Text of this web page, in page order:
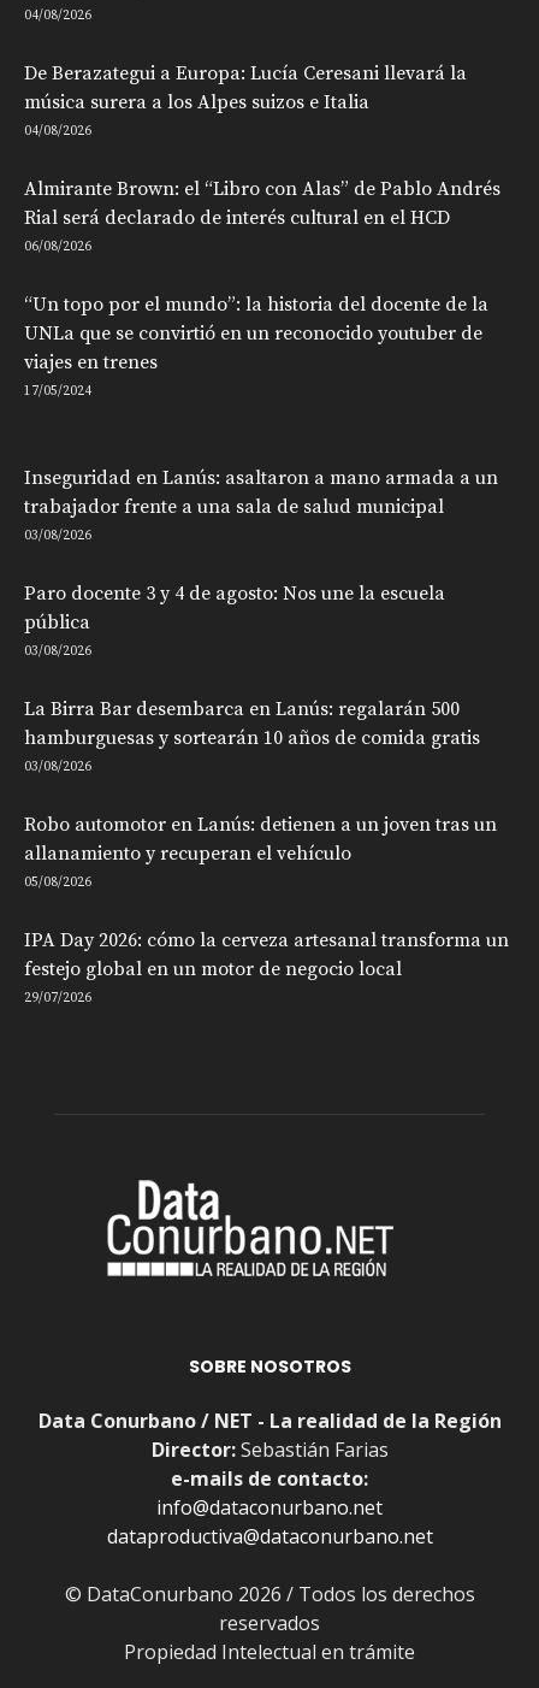
04/08/2026
De Berazategui a Europa: Lucía Ceresani llevará la
música surera a los Alpes suizos e Italia
04/08/2026
Almirante Brown: el “Libro con Alas” de Pablo Andrés
Rial será declarado de interés cultural en el HCD
06/08/2026
“Un topo por el mundo”: la historia del docente de la
UNLa que se convirtió en un reconocido youtuber de
viajes en trenes
17/05/2024
Inseguridad en Lanús: asaltaron a mano armada a un
trabajador frente a una sala de salud municipal
03/08/2026
Paro docente 3 y 4 de agosto: Nos une la escuela
pública
03/08/2026
La Birra Bar desembarca en Lanús: regalarán 500
hamburguesas y sortearán 10 años de comida gratis
03/08/2026
Robo automotor en Lanús: detienen a un joven tras un
allanamiento y recuperan el vehículo
05/08/2026
IPA Day 2026: cómo la cerveza artesanal transforma un
festejo global en un motor de negocio local
29/07/2026
SOBRE NOSOTROS
Data Conurbano / NET - La realidad de la Región
Director:Sebastián Farias
e-mails de contacto:
info@dataconurbano.net
dataproductiva@dataconurbano.net
© DataConurbano 2026 / Todos los derechos
reservados
Propiedad Intelectual en trámite